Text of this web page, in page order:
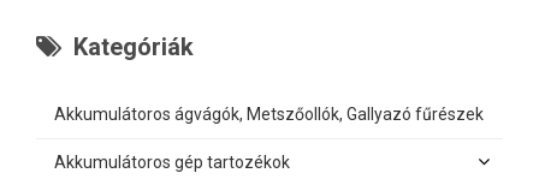
Kategóriák
Akkumulátoros ágvágók, Metszőollók, Gallyazó fűrészek
Akkumulátoros gép tartozékok